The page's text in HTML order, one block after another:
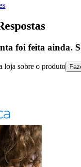
foi feita ainda.
loja sobre o produto